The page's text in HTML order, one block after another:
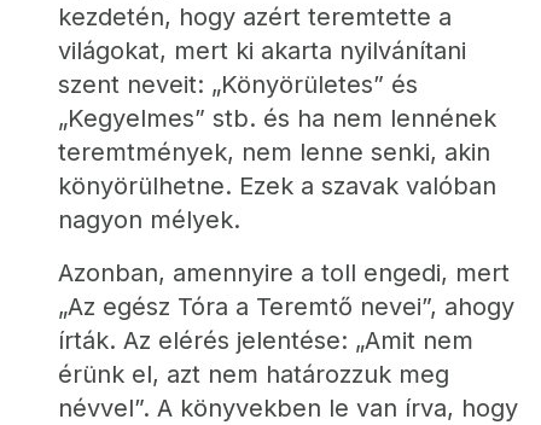
kezdetén, hogy azért teremtette a
világokat, mert ki akarta nyilvánítani
szent neveit: „Könyörületes” és
„Kegyelmes” stb. és ha nem lennének
teremtmények, nem lenne senki, akin
könyörülhetne. Ezek a szavak valóban
nagyon mélyek.
Azonban, amennyire a toll engedi, mert
„Az egész Tóra a Teremtő nevei”, ahogy
írták. Az elérés jelentése: „Amit nem
érünk el, azt nem határozzuk meg
névvel”. A könyvekben le van írva, hogy